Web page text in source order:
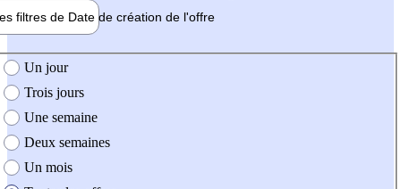
filtres de Date de création de l'offre
création de l'offre
Un jour
Trois jours
Une semaine
Deux semaines
Un mois